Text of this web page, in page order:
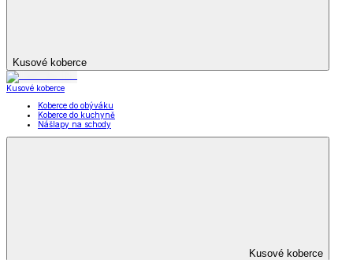
Kusové koberce
Kusové koberce
Koberce do obýváku
Koberce do kuchyně
Nášlapy na schody
Kusové koberce